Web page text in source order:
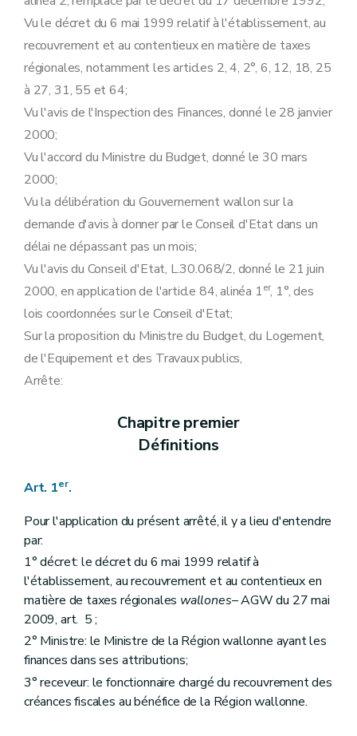
Chapitre V Intérêts
Art. 10
Paiements et quittances
Art. 11
Art. 12
Art.12ter
Art. 13
Art. 15
Art. 16
Art. 18
Art. 19
Chapitre VII
Recouvrement
Section première
Frais de poursuites
Art. 20
Art. 21
Section 2 Effet du recours sur le recouvrement
Art. 22
Chapitre VIII Sanctions administratives
Art.22bis
Art.22bis
Art.22bis
Art. 23
Chapitre IX
Disposition finale
Annexe
Vu le décret du 6 mai 1999 relatif à l'établissement, au
recouvrement et au contentieux en matière de taxes
régionales, notamment les articles 2, 4, 2°, 6, 12, 18, 25
à 27, 31, 55 et 64;
Vu l'avis de l'Inspection des Finances, donné le 28 janvier
2000;
Vu l'accord du Ministre du Budget, donné le 30 mars
2000;
Vu la délibération du Gouvernement wallon sur la
demande d'avis à donner par le Conseil d'Etat dans un
délai ne dépassant pas un mois;
Vu l'avis du Conseil d'Etat, L.30.068/2, donné le 21 juin
2000, en application de l'article 84, alinéa 1er, 1°, des
lois coordonnées sur le Conseil d'Etat;
Sur la proposition du Ministre du Budget, du Logement,
de l'Equipement et des Travaux publics,
Arrête:
Chapitre premier
Définitions
Art. 1er.
Pour l'application du présent arrêté, il y a lieu d'entendre
par:
1° décret: le décret du 6 mai 1999 relatif à
l'établissement, au recouvrement et au contentieux en
matière de taxes régionales wallones– AGW du 27 mai
2009, art. 5 ;
2° Ministre: le Ministre de la Région wallonne ayant les
finances dans ses attributions;
3° receveur: le fonctionnaire chargé du recouvrement des
créances fiscales au bénéfice de la Région wallonne.